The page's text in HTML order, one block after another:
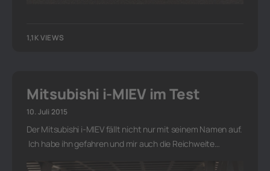
1,1K VIEWS
Mitsubishi i-MIEV im Test
10. Juli 2015
Der Mitsubishi i-MIEV fällt nicht nur mit seinem Namen auf.
Ich habe ihn gefahren und mir auch die Reichweite…